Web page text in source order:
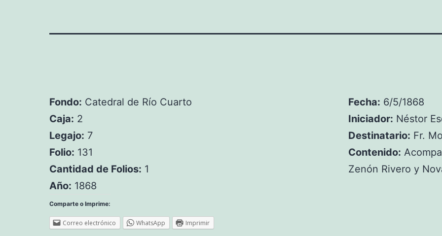
Fondo: Catedral de Río Cuarto
Caja: 2
Legajo: 7
Folio: 131
Cantidad de Folios: 1
Año: 1868
Fecha: 6/5/1868
Iniciador: Néstor
Destinatario: Fr.
Contenido:
Zenón Rivero y
Comparte o Imprime:
Correo electrónico WhatsApp Imprimir